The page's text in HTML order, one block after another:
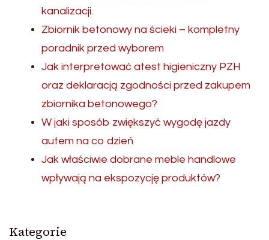
kanalizacji.
Zbiornik betonowy na ścieki – kompletny
poradnik przed wyborem
Jak interpretować atest higieniczny PZH
oraz deklaracją zgodności przed zakupem
zbiornika betonowego?
W jaki sposób zwiększyć wygodę jazdy
autem na co dzień
Jak właściwie dobrane meble handlowe
wpływają na ekspozycję produktów?
Kategorie